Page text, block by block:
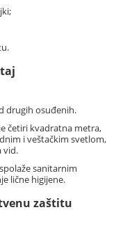
drugih osuđenih.
četiri kvadratna metra,
i veštačkim svetlom,
vid.
sanitarnim
lične higijene.
zaštitu